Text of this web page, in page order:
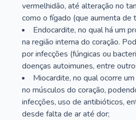
vermelhidão, até alteração no
como o fígado (que aumenta de
Endocardite, no qual há um
na região interna do coração.
por infecções (fúngicas ou
doenças autoimunes, entre
Miocardite, no qual ocorre
no músculos do coração,
infecções, uso de antibióticos,
desde falta de ar até dor;